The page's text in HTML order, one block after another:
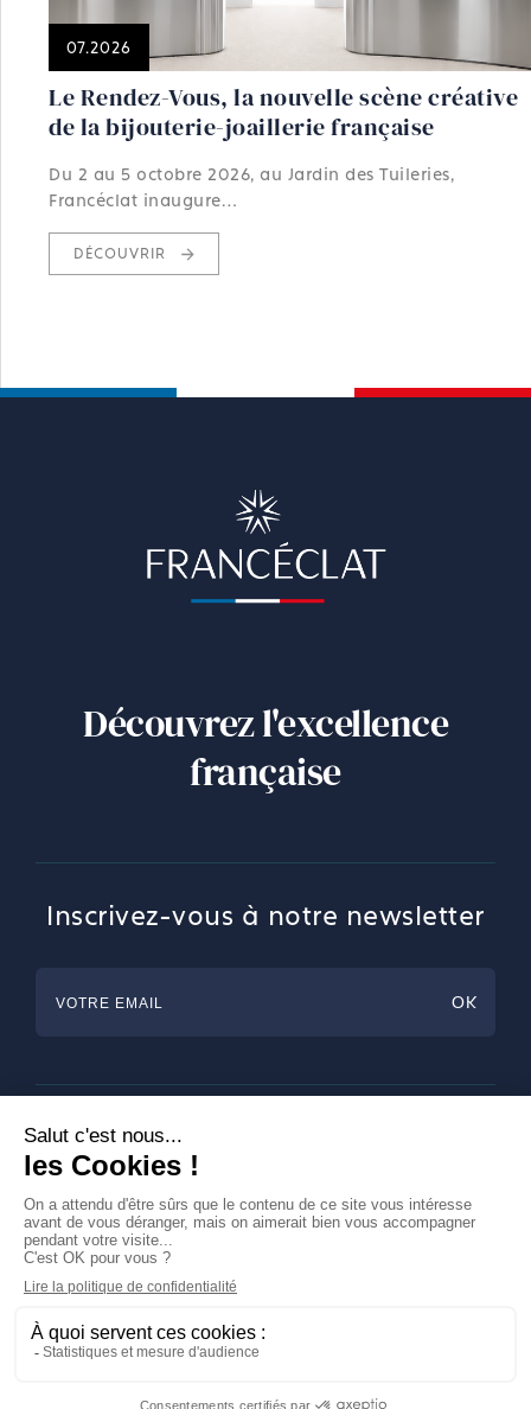
07.2026
Le Rendez-Vous, la nouvelle scène créative
de la bijouterie-joaillerie française
Du 2 au 5 octobre 2026, au Jardin des Tuileries,
Francéclat inaugure…
DÉCOUVRIR
Découvrez l'excellence
française
Inscrivez-vous à notre newsletter
Horlogerie
Bijouterie & Joaillerie
Arts de la table
Magazine
A propos de Francéclat
Contacts
LinkedIn
Mentions légales